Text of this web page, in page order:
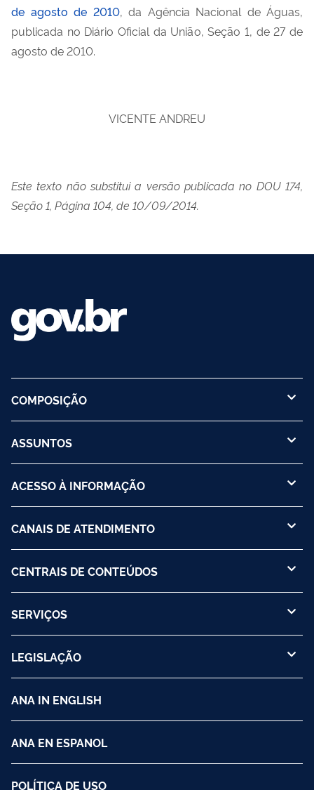
de agosto de 2010, da Agência Nacional de Águas,
publicada no Diário Oficial da União, Seção 1, de 27 de
agosto de 2010.
VICENTE ANDREU
Este texto não substitui a versão publicada no DOU 174,
Seção 1, Página 104, de 10/09/2014.
COMPOSIÇÃO
ASSUNTOS
ACESSO À INFORMAÇÃO
CANAIS DE ATENDIMENTO
CENTRAIS DE CONTEÚDOS
SERVIÇOS
LEGISLAÇÃO
ANA IN ENGLISH
ANA EN ESPANOL
POLÍTICA DE USO